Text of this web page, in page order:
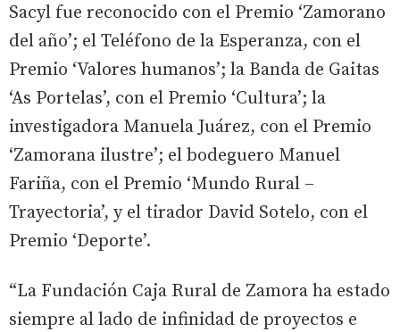
Sacyl fue reconocido con el Premio ‘Zamorano
del año’; el Teléfono de la Esperanza, con el
Premio ‘Valores humanos’; la Banda de Gaitas
‘As Portelas’, con el Premio ‘Cultura’; la
investigadora Manuela Juárez, con el Premio
‘Zamorana ilustre’; el bodeguero Manuel
Fariña, con el Premio ‘Mundo Rural –
Trayectoria’, y el tirador David Sotelo, con el
Premio ‘Deporte’.
“La Fundación Caja Rural de Zamora ha estado
siempre al lado de infinidad de proyectos e